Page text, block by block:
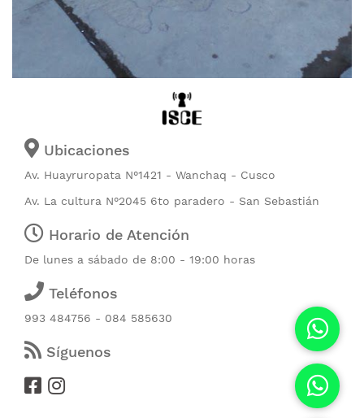
Ubicaciones
Av. Huayruropata N°1421 - Wanchaq - Cusco
Av. La cultura N°2045 6to paradero - San Sebastián
Horario de Atención
De lunes a sábado de 8:00 - 19:00 horas
Teléfonos
993 484756 - 084 585630
Síguenos